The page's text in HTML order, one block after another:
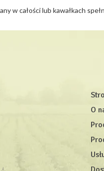
w całości lub kawałkach
O